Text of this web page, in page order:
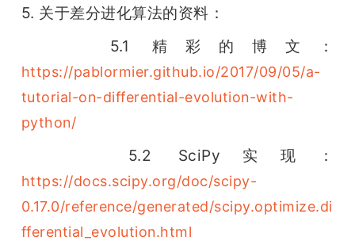
5. 关于差分进化算法的资料：
5.1 精彩的博文：
https://pablormier.github.io/2017/09/05/a-
tutorial-on-differential-evolution-with-
python/
5.2 SciPy实现：
https://docs.scipy.org/doc/scipy-
0.17.0/reference/generated/scipy.optimize.di
fferential_evolution.html